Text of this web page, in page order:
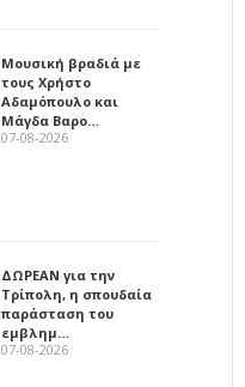
Μουσική βραδιά με
τους Χρήστο
Αδαμόπουλο και
Μάγδα Βαρο…
07-08-2026
ΔΩΡΕΑΝ για την
Τρίπολη, η σπουδαία
παράσταση του
εμβλημ…
07-08-2026